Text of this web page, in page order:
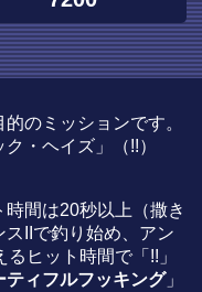
のミッションです。
・ヘイズ」（!!）
間は20秒以上（撒き
IIで釣り始め、アン
ヒット時間で「!!」
ティフルフッキング」